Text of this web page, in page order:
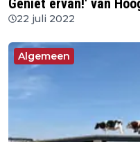
Geniet ervan!' van
22 juli 2022
Algemeen